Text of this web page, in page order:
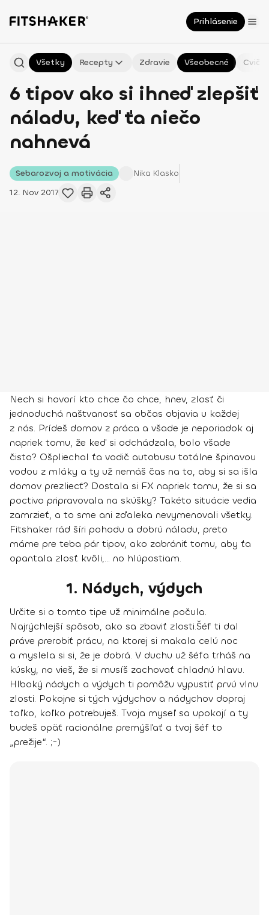
Prihlásenie
Všetky Recepty Zdravie Všeobecné
6 tipov ako si ihneď zlepšiť
náladu, keď ťa niečo
nahnevá
Sebarozvoj a motivácia Nika Klasko
12. Nov 2017
Nech si hovorí kto chce čo chce, hnev, zlosť či
jednoduchá naštvanosť sa občas objavia u každej
z nás. Prídeš domov z práca a všade je neporiadok aj
napriek tomu, že keď si odchádzala, bolo všade
čisto? Ošpliechal ťa vodič autobusu totálne špinavou
vodou z mláky a ty už nemáš čas na to, aby si sa išla
domov prezliecť? Dostala si FX napriek tomu, že si sa
poctivo pripravovala na skúšky? Takéto situácie vedia
zamrzieť, a to sme ani zďaleka nevymenovali všetky.
Fitshaker rád šíri pohodu a dobrú náladu, preto
máme pre teba pár tipov, ako zabrániť tomu, aby ťa
opantala zlosť kvôli,... no hlúpostiam.
1. Nádych, výdych
Určite si o tomto tipe už minimálne počula.
Najrýchlejší spôsob, ako sa zbaviť zlosti.Šéf ti dal
práve prerobiť prácu, na ktorej si makala celú noc
a myslela si si, že je dobrá. V duchu už šéfa trháš na
kúsky, no vieš, že si musíš zachovať chladnú hlavu.
Hlboký nádych a výdych ti pomôžu vypustiť prvú vlnu
zlosti. Pokojne si tých výdychov a nádychov dopraj
toľko, koľko potrebuješ. Tvoja myseľ sa upokojí a ty
budeš opäť racionálne premýšľať a tvoj šéf to
„prežije“. ;-)